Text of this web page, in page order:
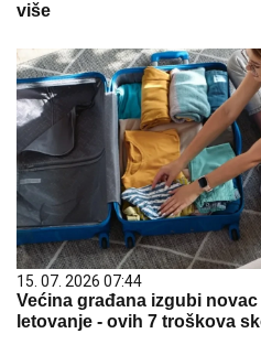
više
15. 07. 2026 07:44
Većina građana izgubi
letovanje - ovih 7 troškova